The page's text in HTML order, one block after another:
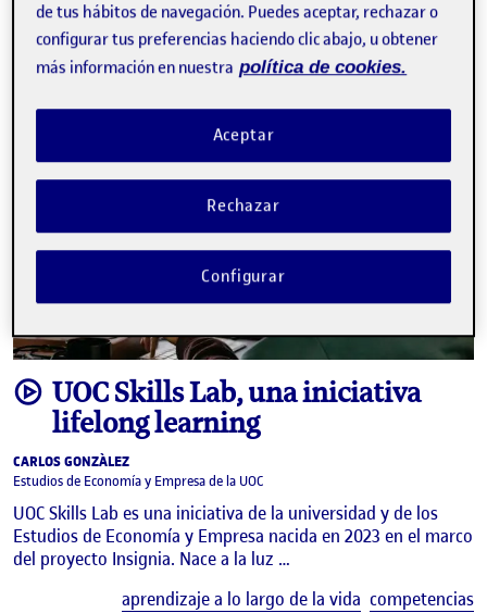
Facebook
X BlueskyLinkedInEmail
videoUOC Skills Lab, una iniciativa
lifelong learning
CARLOS GONZÀLEZ
Estudios de Economía y Empresa de la UOC
UOC Skills Lab es una iniciativa de la universidad y de los
Estudios de Economía y Empresa nacida en 2023 en el marco
del proyecto Insignia. Nace a la luz …
aprendizaje a lo largo de la vida competencias
de tus hábitos de navegación. Puedes aceptar, rechazar o
configurar tus preferencias haciendo clic abajo, u obtener
más información en nuestra política de cookies.
Rechazar
Aceptar
Configurar